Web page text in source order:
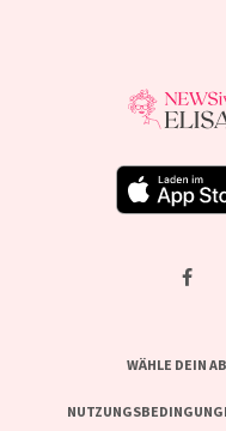
WÄHLE DEIN